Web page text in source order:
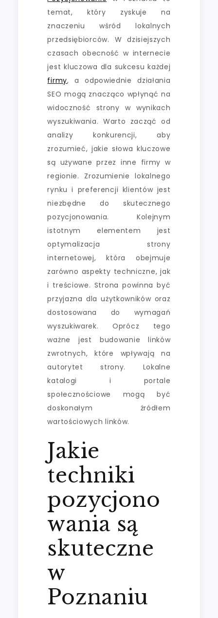
temat, który zyskuje na
znaczeniu wśród lokalnych
przedsiębiorców. W dzisiejszych
czasach obecność w internecie
jest kluczowa dla sukcesu każdej
firmy, a odpowiednie działania
SEO mogą znacząco wpłynąć na
widoczność strony w wynikach
wyszukiwania. Warto zacząć od
analizy konkurencji, aby
zrozumieć, jakie słowa kluczowe
są używane przez inne firmy w
regionie. Zrozumienie lokalnego
rynku i preferencji klientów jest
niezbędne do skutecznego
pozycjonowania. Kolejnym
istotnym elementem jest
optymalizacja strony
internetowej, która obejmuje
zarówno aspekty techniczne, jak
i treściowe. Strona powinna być
przyjazna dla użytkowników oraz
dostosowana do wymagań
wyszukiwarek. Oprócz tego
ważne jest budowanie linków
zwrotnych, które wpływają na
autorytet strony. Lokalne
katalogi i portale
społecznościowe mogą być
doskonałym źródłem
wartościowych linków.
Jakie
techniki
pozycjono
wania są
skuteczne
w
Poznaniu